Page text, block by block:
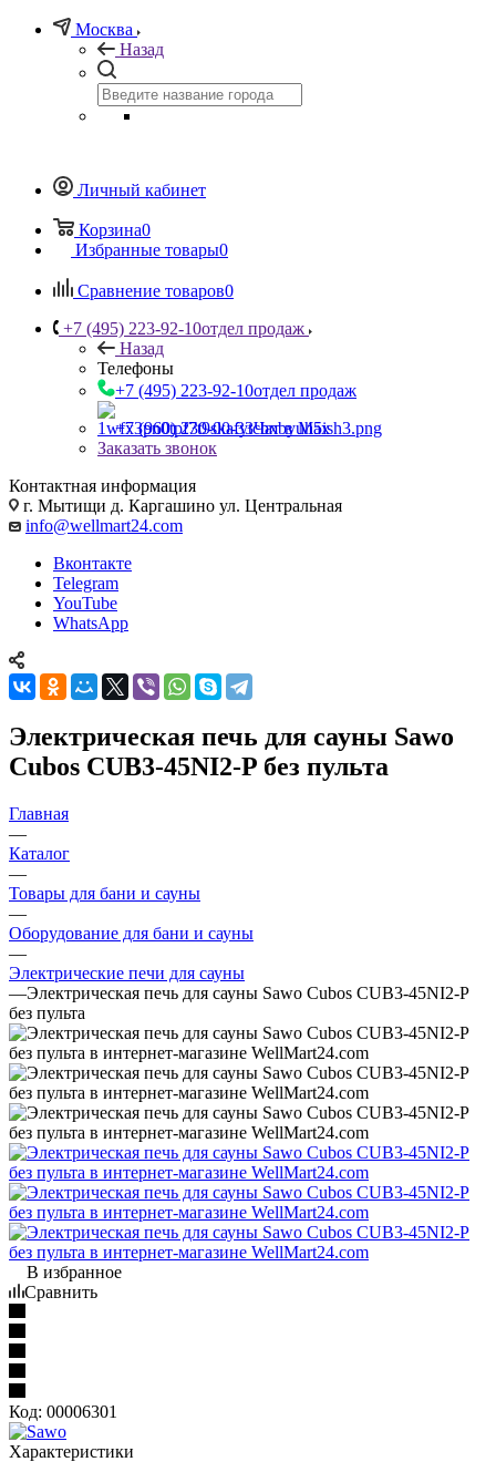
Москва
Назад
Личный кабинет
Корзина0
Избранные товары0
Сравнение товаров0
+7 (495) 223-92-10отдел продаж
Назад
Телефоны
+7 (495) 223-92-10отдел продаж
+7 (960) 230-00-33Чат в Max
Заказать звонок
Контактная информация
г. Мытищи д. Каргашино ул. Центральная
info@wellmart24.com
Вконтакте
Telegram
YouTube
WhatsApp
Электрическая печь для сауны Sawo
Cubos CUB3-45NI2-P без пульта
Главная
—
Каталог
—
Товары для бани и сауны
—
Оборудование для бани и сауны
—
Электрические печи для сауны
—Электрическая печь для сауны Sawo Cubos CUB3-45NI2-P
без пульта
В избранное
Сравнить
Код: 00006301
Характеристики